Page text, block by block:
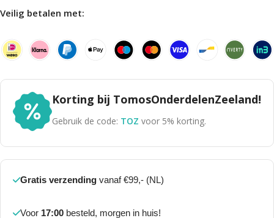
Veilig betalen met:
Korting bij TomosOnderdelenZeeland!
Gebruik de code: TOZ voor 5% korting.
Gratis verzending vanaf €99,- (NL)
Voor 17:00 besteld, morgen in huis!